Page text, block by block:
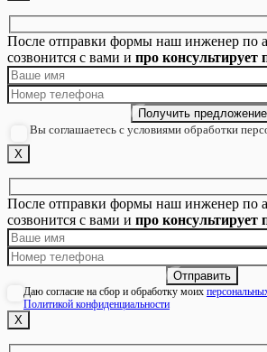
После отправки формы наш инженер по
созвонится с вами и про консультирует
Вы соглашаетесь с условиями обработки
Х
После отправки формы наш инженер по
созвонится с вами и про консультирует
Даю согласие на сбор и обработку моих
Политикой конфиденциальности
Х